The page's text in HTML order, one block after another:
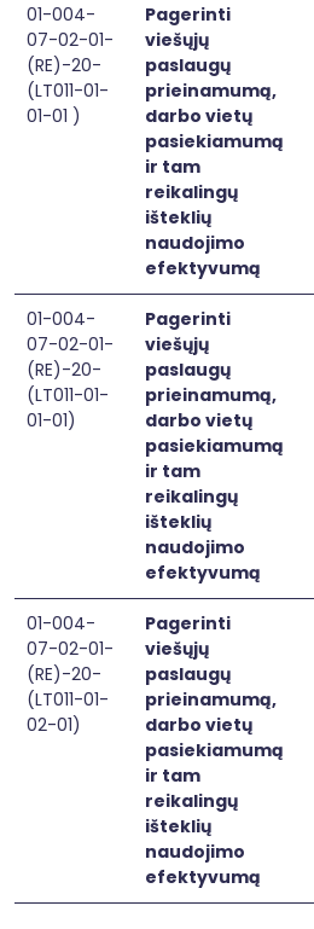
01-004-
07-02-01-
(RE)-20-
(LT011-01-
01-01 )
Pagerinti
viešųjų
paslaugų
prieinamumą,
darbo vietų
pasiekiamumą
ir tam
reikalingų
išteklių
naudojimo
efektyvumą
01-004-
07-02-01-
(RE)-20-
(LT011-01-
01-01)
Pagerinti
viešųjų
paslaugų
prieinamumą,
darbo vietų
pasiekiamumą
ir tam
reikalingų
išteklių
naudojimo
efektyvumą
01-004-
07-02-01-
(RE)-20-
(LT011-01-
02-01)
Pagerinti
viešųjų
paslaugų
prieinamumą,
darbo vietų
pasiekiamumą
ir tam
reikalingų
išteklių
naudojimo
efektyvumą